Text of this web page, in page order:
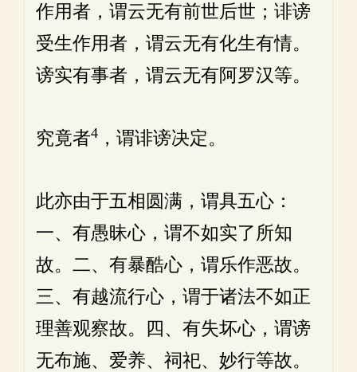
作用者，谓云无有前世后世；诽谤
受生作用者，谓云无有化生有情。
谤实有事者，谓云无有阿罗汉等。
究竟者4 ，谓诽谤决定。
此亦由于五相圆满，谓具五心：
一、有愚昧心，谓不如实了所知
故。二、有暴酷心，谓乐作恶故。
三、有越流行心，谓于诸法不如正
理善观察故。四、有失坏心，谓谤
无布施、爱养、祠祀、妙行等故。